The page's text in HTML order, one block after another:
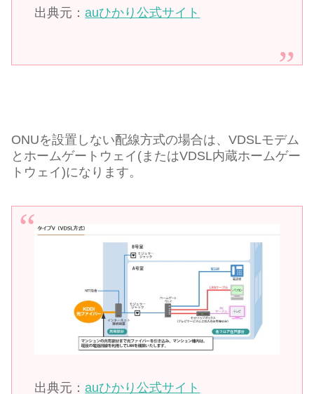
出典元：auひかり公式サイト
ONUを設置しない配線方式の場合は、VDSLモデム
とホームゲートウェイ(またはVDSL内蔵ホームゲー
トウェイ)になります。
出典元：auひかり公式サイト